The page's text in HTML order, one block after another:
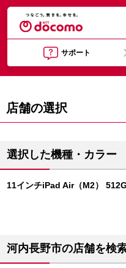
サポート
店舗の選択
選択した機種・カラー
11インチiPad Air（M2）
河内長野市の店舗を検